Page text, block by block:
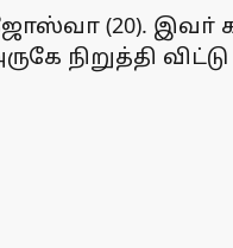
(20). இவா்
நிறுத்தி